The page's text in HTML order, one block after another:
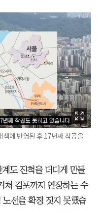
에 반영된 후 17년째 착공을
도 진척을 더디게 만들
쳐 김포까지 연장하는 수
선을 확정 짓지 못했습